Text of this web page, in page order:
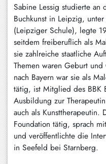
Sabine Lessig studierte an
Buchkunst in Leipzig,
(Leipziger Schule), legte
seitdem freiberuflich als
sie zahlreiche staatliche
Themen waren Geburt
nach Bayern war sie als
tätig, ist Mitglied des BBK
Ausbildung zur
auch als Kunsttherapeutin.
Foundation tätig, sprach
und veröffentlichte die
in Seefeld bei Starnberg.